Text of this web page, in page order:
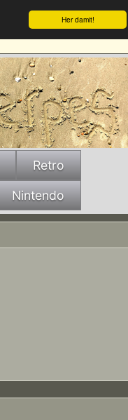
Her damit!
Retro
Nintendo